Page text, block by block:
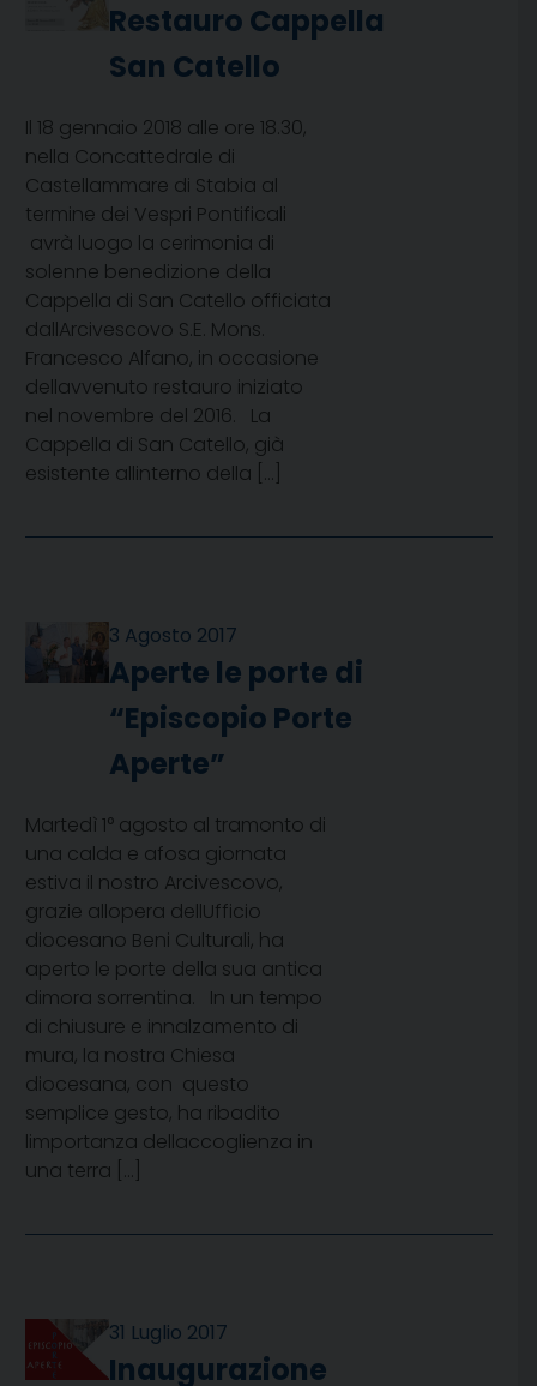
Restauro Cappella
San Catello
Il 18 gennaio 2018 alle ore 18.30,
nella Concattedrale di
Castellammare di Stabia al
termine dei Vespri Pontificali
avrà luogo la cerimonia di
solenne benedizione della
Cappella di San Catello officiata
dallArcivescovo S.E. Mons.
Francesco Alfano, in occasione
dellavvenuto restauro iniziato
nel novembre del 2016. La
Cappella di San Catello, già
esistente allinterno della […]
3 Agosto 2017
Aperte le porte di
“Episcopio Porte
Aperte”
Martedì 1° agosto al tramonto di
una calda e afosa giornata
estiva il nostro Arcivescovo,
grazie allopera dellUfficio
diocesano Beni Culturali, ha
aperto le porte della sua antica
dimora sorrentina. In un tempo
di chiusure e innalzamento di
mura, la nostra Chiesa
diocesana, con questo
semplice gesto, ha ribadito
limportanza dellaccoglienza in
una terra […]
31 Luglio 2017
Inaugurazione